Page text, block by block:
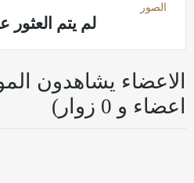
الصور
لم يتم
اعضاء و 0 زوار)